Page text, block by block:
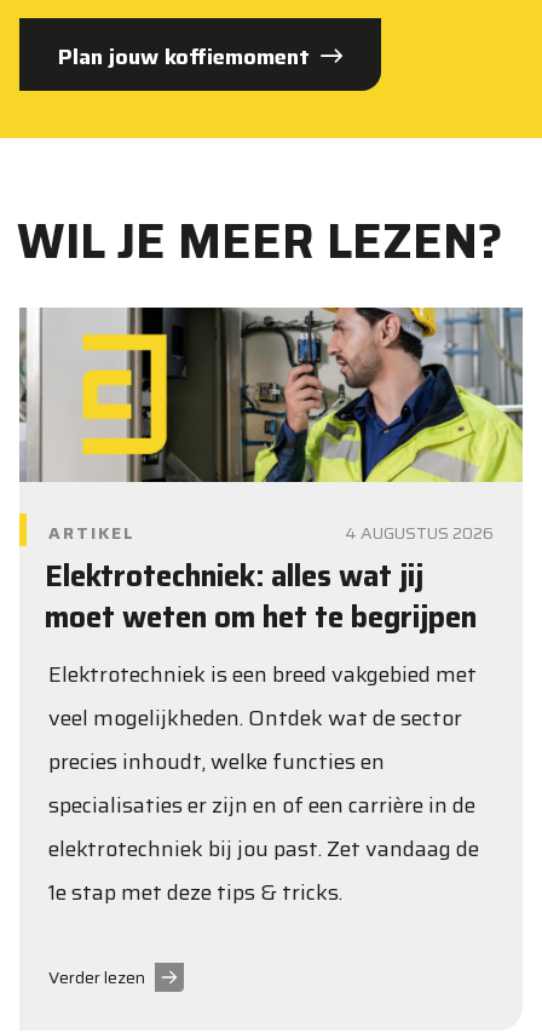
Plan jouw koffiemoment
WIL JE MEER LEZEN?
ARTIKEL 4 AUGUSTUS 2026
Elektrotechniek: alles wat jij
moet weten om het te begrijpen
Elektrotechniek is een breed vakgebied met
veel mogelijkheden. Ontdek wat de sector
precies inhoudt, welke functies en
specialisaties er zijn en of een carrière in de
elektrotechniek bij jou past. Zet vandaag de
1e stap met deze tips & tricks.
Verder lezen